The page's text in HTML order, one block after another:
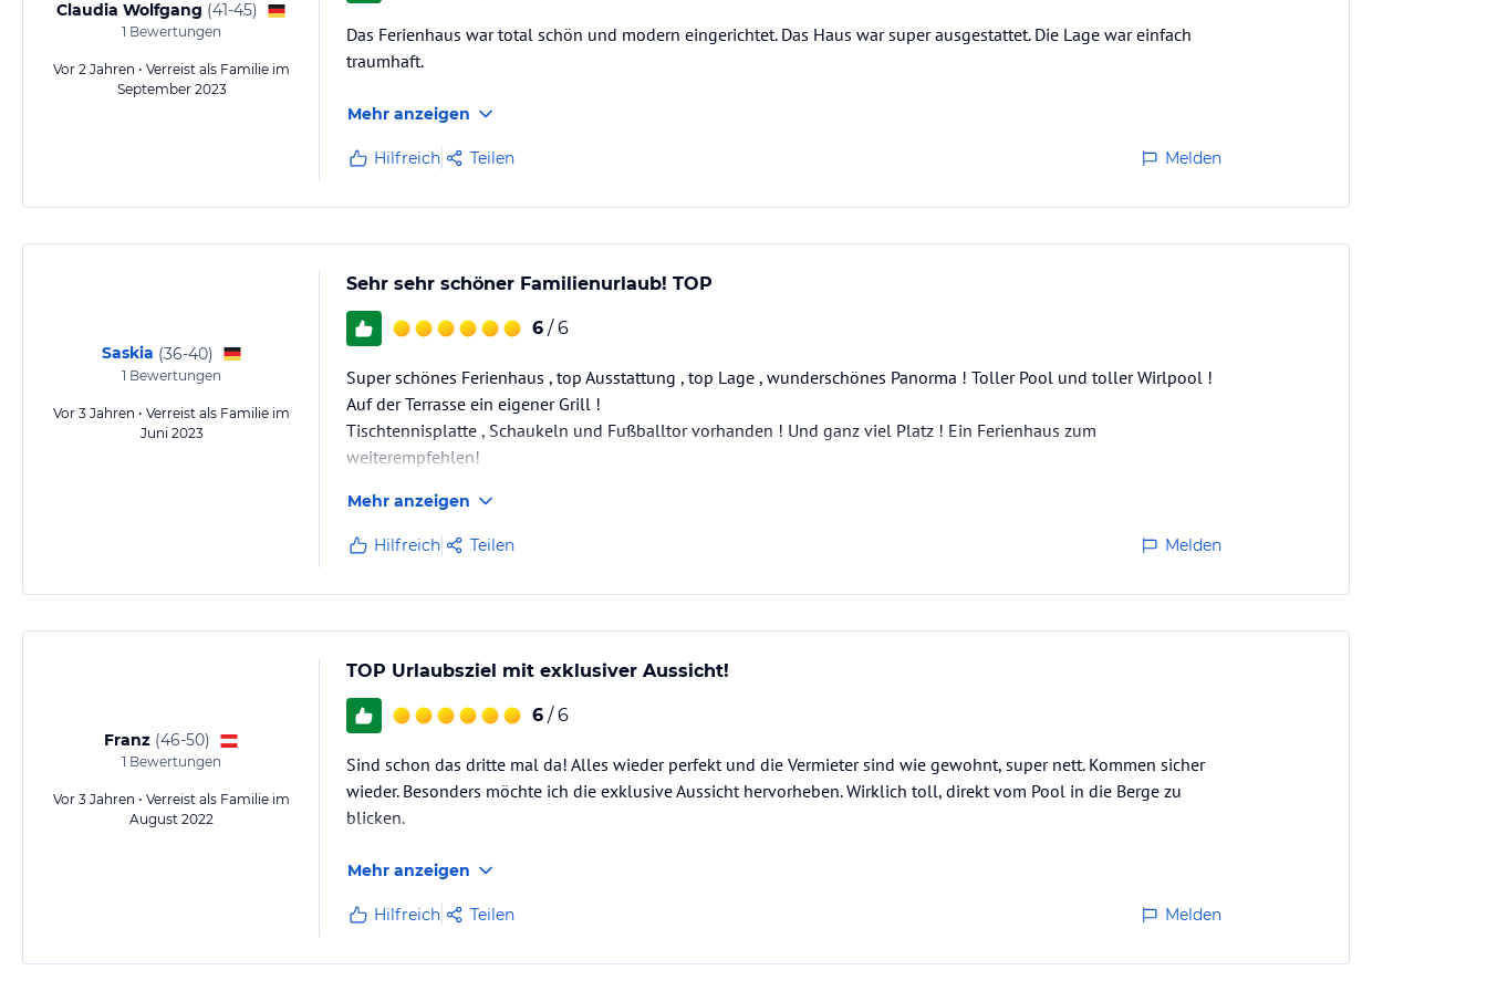
Sie dürfen sich auch gerne von unserer Tochter Sarah, die als Masseurin selbständig ist, verwöhnen lassen.
www.sarah-kaiser.at
So unbeschreiblich schön, dass man es nicht oft genug sagen kann:
einer eigenen 30m² grossen überdachten Terrasse mit Whirlpool,
Hier bei uns. Und das zu einem LEISTBAREN PREIS!
Ganz ehrlich, wo findet man so etwas schon noch?
Also nützen Sie die Chance - schalten Sie ab und gönnen Geist und Seele einen wunderbaren erholsamen Urlaub bei
Auch im Preis inkludiert: freie Strandbenützung in einem Strandbad am Turnersee.
Allgemeine und unverbindliche Hoteliers-/Veranstalter-/Kataloginformationen. Alle Angaben ohne
jeweiligen Veranstalters.
Claudia Wolfgang (41-45)
1 Bewertungen
Vor 2 Jahren • Verreist als Familie im
September 2023
Das Ferienhaus war total schön und modern eingerichtet. Das Haus war super ausgestattet. Die Lage war einfach
traumhaft.
Mehr anzeigen
Hilfreich Teilen Melden
Saskia (36-40)
1 Bewertungen
Vor 3 Jahren • Verreist als Familie im
Juni 2023
Sehr sehr schöner Familienurlaub! TOP
6 / 6
Super schönes Ferienhaus , top Ausstattung , top Lage , wunderschönes Panorma ! Toller Pool und toller Wirlpool !
Auf der Terrasse ein eigener Grill !
Tischtennisplatte , Schaukeln und Fußballtor vorhanden ! Und ganz viel Platz ! Ein Ferienhaus zum
weiterempfehlen!
Mehr anzeigen
Hilfreich Teilen Melden
Franz (46-50)
1 Bewertungen
Vor 3 Jahren • Verreist als Familie im
August 2022
TOP Urlaubsziel mit exklusiver Aussicht!
6 / 6
Sind schon das dritte mal da! Alles wieder perfekt und die Vermieter sind wie gewohnt, super nett. Kommen sicher
wieder. Besonders möchte ich die exklusive Aussicht hervorheben. Wirklich toll, direkt vom Pool in die Berge zu
blicken.
Mehr anzeigen
Hilfreich Teilen Melden